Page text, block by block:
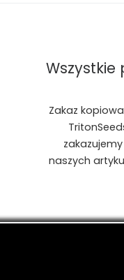
Wszystkie
Zakaz
naszych
cannabis,